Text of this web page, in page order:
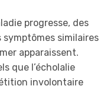
progresse, des
similaires
apparaissent.
que l’écholalie
involontaire